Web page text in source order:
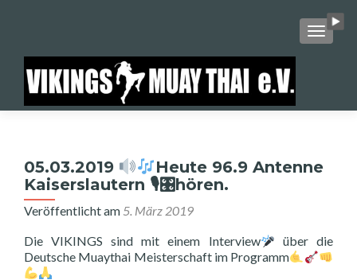
05.03.2019
Heute 96.9 Antenne
Kaiserslautern 🎙🎛hören.
Veröffentlicht am 5. März 2019
Die VIKINGS sind mit einem Interview
über die
Deutsche Muaythai Meisterschaft im Programm